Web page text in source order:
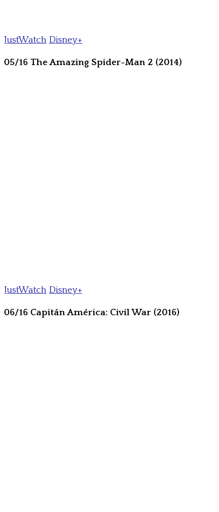
JustWatch Disney+
05/16 The Amazing Spider-Man 2 (2014)
JustWatch Disney+
06/16 Capitán América: Civil War (2016)